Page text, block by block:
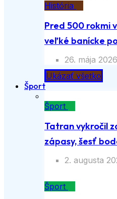
História
Pred 500 rokmi
veľké banícke
26. mája 2026
Ukázať všetko
Šport
Šport
Tatran vykročil
zápasy, šesť
2. augusta
Šport